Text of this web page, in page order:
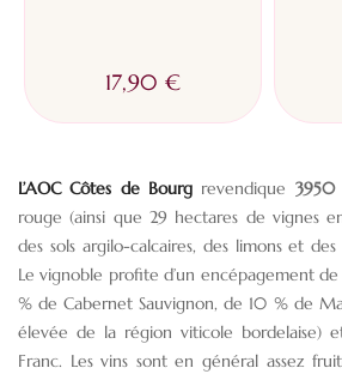
17,90 €
L’AOC Côtes de Bourg revendique 3950
rouge (ainsi que 29 hectares de vignes
des sols argilo-calcaires, des limons et des
Le vignoble profite d’un encépagement
% de Cabernet Sauvignon, de 10 % de
élevée de la région viticole bordelaise)
Franc. Les vins sont en général assez